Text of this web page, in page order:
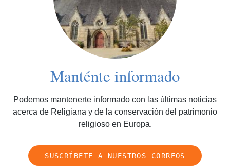
Manténte informado
Podemos mantenerte informado con las últimas noticias
acerca de Religiana y de la conservación del patrimonio
religioso en Europa.
SUSCRÍBETE A NUESTROS CORREOS